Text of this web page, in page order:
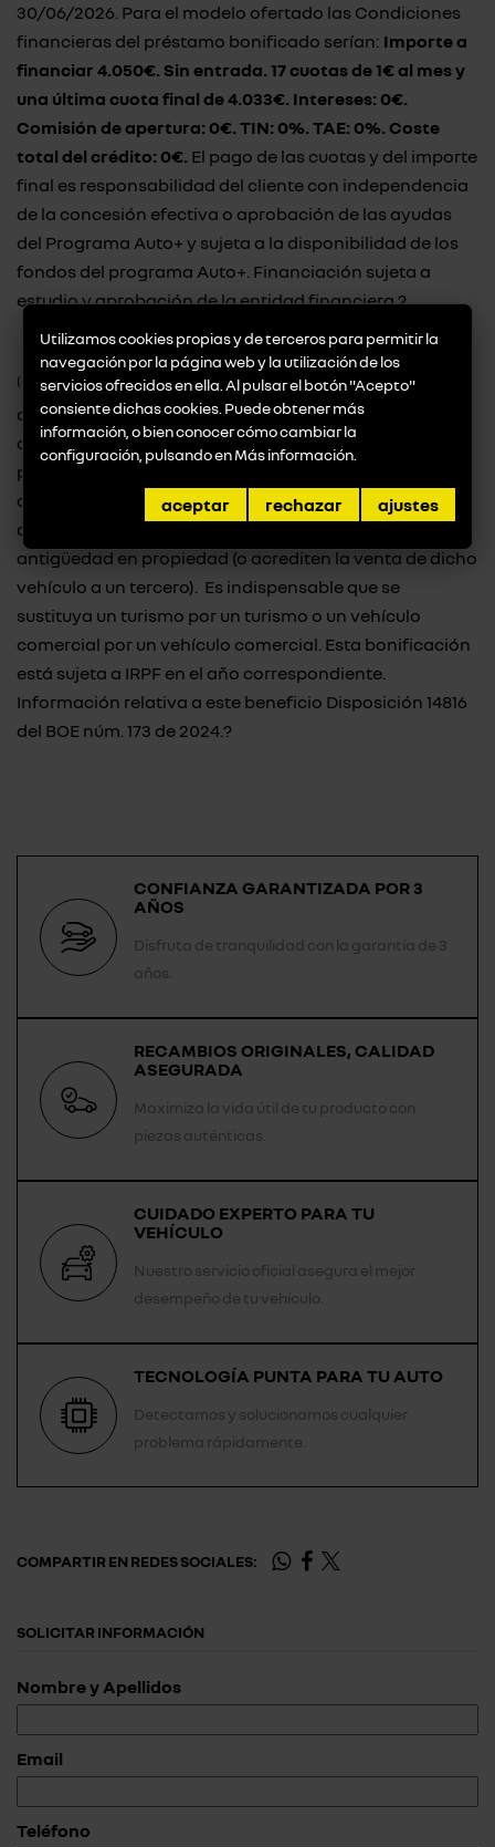
30/06/2026. Para el modelo ofertado las Condiciones
financieras del préstamo bonificado serían: Importe a
financiar 4.050€. Sin entrada. 17 cuotas de 1€ al mes y
una última cuota final de 4.033€. Intereses: 0€.
Comisión de apertura: 0€. TIN: 0%. TAE: 0%. Coste
total del crédito: 0€. El pago de las cuotas y del importe
final es responsabilidad del cliente con independencia
de la concesión efectiva o aprobación de las ayudas
del Programa Auto+ y sujeta a la disponibilidad de los
fondos del programa Auto+. Financiación sujeta a
estudio y aprobación de la entidad financiera.?
(3)
Ahorro de 800€ después de impuestos. Importe
aplicable a todos los clientes particulares que compren
o financien un vehículo 100% eléctrico (no aplicable
para motorizaciones PHEV) a partir del 01/03/2025 y
que achatarren o entreguen a cambio un vehículo de
combustión a su nombre con más de un año de
antigüedad en propiedad (o acrediten la venta de dicho
vehículo a un tercero). Es indispensable que se
sustituya un turismo por un turismo o un vehículo
comercial por un vehículo comercial. Esta bonificación
está sujeta a IRPF en el año correspondiente.
Información relativa a este beneficio Disposición 14816
del BOE núm. 173 de 2024.?
CONFIANZA GARANTIZADA POR 3
AÑOS
Disfruta de tranquilidad con la garantía de 3
años.
RECAMBIOS ORIGINALES, CALIDAD
ASEGURADA
Maximiza la vida útil de tu producto con
piezas auténticas.
CUIDADO EXPERTO PARA TU
VEHÍCULO
Nuestro servicio oficial asegura el mejor
desempeño de tu vehículo.
TECNOLOGÍA PUNTA PARA TU AUTO
Detectamos y solucionamos cualquier
problema rápidamente.
COMPARTIR EN REDES SOCIALES:
SOLICITAR INFORMACIÓN
Nombre y Apellidos
Email
Teléfono
Utilizamos cookies propias y de terceros para permitir la
navegación por la página web y la utilización de los
servicios ofrecidos en ella. Al pulsar el botón "Acepto"
consiente dichas cookies. Puede obtener más
información, o bien conocer cómo cambiar la
configuración, pulsando enMás información
aceptar rechazar ajustes